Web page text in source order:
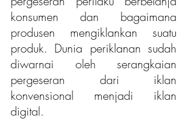
konsumen dan bagaimana
produsen mengiklankan suatu
produk. Dunia periklanan sudah
diwarnai oleh serangkaian
pergeseran dari iklan
konvensional menjadi iklan
digital.